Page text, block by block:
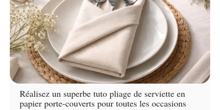
Réalisez un superbe tuto pliage de serviette en
papier porte-couverts pour toutes les occasions